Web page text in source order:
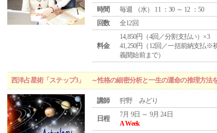
時間
毎週 （水） 11 ：30 ～ 12 ：50
回数
全12回
料金
14,850円（4回／分割支払い）×3
41,250円（12回／一括前納支払※
義開始前まで）
西洋占星術「ステップ3」 ～性格の細密分析と一生の運命の推理方法
講師 狩野 みどり
日程
7月 9日 ～ 9月 24日
A Week